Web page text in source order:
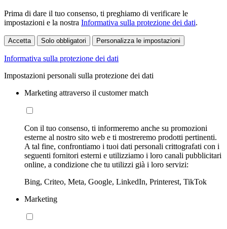
Prima di dare il tuo consenso, ti preghiamo di verificare le
impostazioni e la nostra Informativa sulla protezione dei dati.
Accetta Solo obbligatori Personalizza le impostazioni
Informativa sulla protezione dei dati
Impostazioni personali sulla protezione dei dati
Marketing attraverso il customer match
Con il tuo consenso, ti informeremo anche su promozioni
esterne al nostro sito web e ti mostreremo prodotti pertinenti.
A tal fine, confrontiamo i tuoi dati personali crittografati con i
seguenti fornitori esterni e utilizziamo i loro canali pubblicitari
online, a condizione che tu utilizzi già i loro servizi:
Bing, Criteo, Meta, Google, LinkedIn, Printerest, TikTok
Marketing